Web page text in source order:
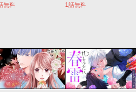
無料 1話無料